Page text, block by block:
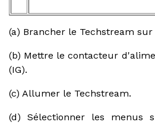
(a) Brancher le Techstream sur
(b) Mettre le contacteur
(IG).
(c) Allumer le Techstream.
(d) Sélectionner les menus